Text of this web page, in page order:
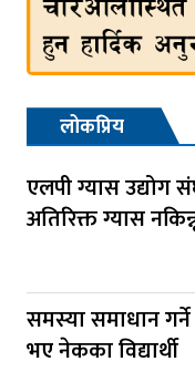
लोकप्रिय
एलपी ग्यास उद्योग
अतिरिक्त ग्यास
समस्या समाधान
भए नेकका विद्यार्थी